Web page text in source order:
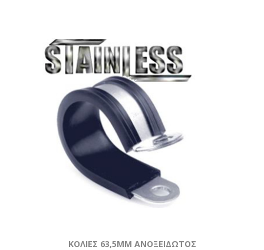
ΚΟΛΙΕΣ 63,5MM ΑΝΟΞΕΙΔΩΤΟΣ